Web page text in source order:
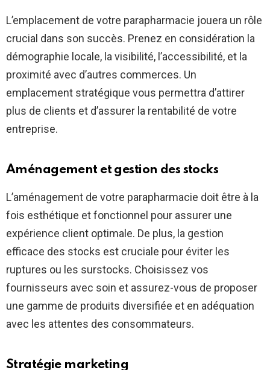
L’emplacement de votre parapharmacie jouera un rôle
crucial dans son succès. Prenez en considération la
démographie locale, la visibilité, l’accessibilité, et la
proximité avec d’autres commerces. Un
emplacement stratégique vous permettra d’attirer
plus de clients et d’assurer la rentabilité de votre
entreprise.
Aménagement et gestion des stocks
L’aménagement de votre parapharmacie doit être à la
fois esthétique et fonctionnel pour assurer une
expérience client optimale. De plus, la gestion
efficace des stocks est cruciale pour éviter les
ruptures ou les surstocks. Choisissez vos
fournisseurs avec soin et assurez-vous de proposer
une gamme de produits diversifiée et en adéquation
avec les attentes des consommateurs.
Stratégie marketing